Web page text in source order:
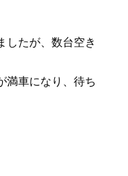
したが、数台空き
満車になり、待ち